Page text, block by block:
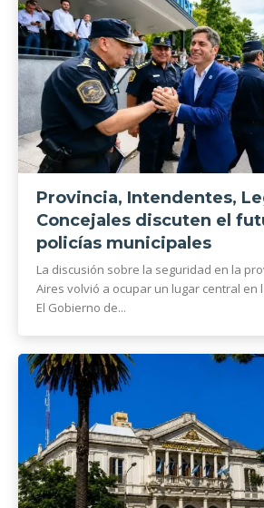
Provincia, Intendentes,
Concejales discuten el
policías municipales
La discusión sobre la seguridad en la
Aires volvió a ocupar un lugar central en
El Gobierno de...